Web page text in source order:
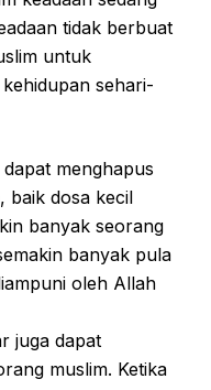
tidak berbuat
untuk
sehari-
menghapus
baik dosa kecil
banyak seorang
banyak pula
oleh Allah
juga dapat
muslim. Ketika